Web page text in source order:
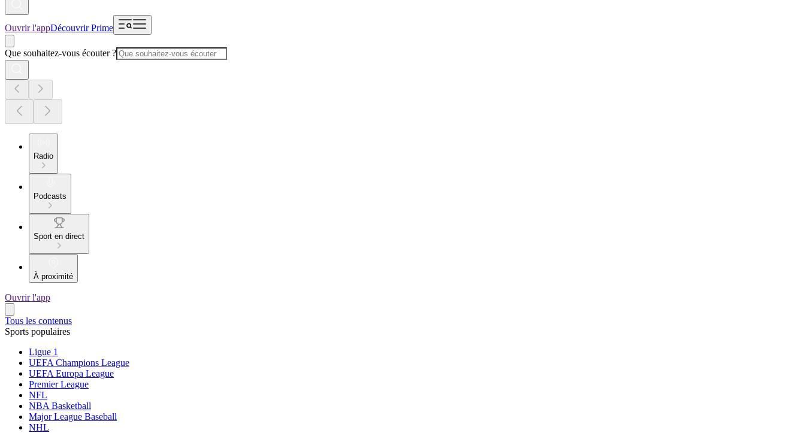
Ouvrir l'appDécouvrir Prime
Que souhaitez-vous écouter ?
Radio
Podcasts
Sport en direct
À proximité
Ouvrir l'app
Tous les contenus
Sports populaires
Ligue 1
UEFA Champions League
UEFA Europa League
Premier League
NFL
NBA Basketball
Major League Baseball
NHL